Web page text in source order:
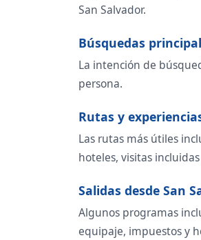
San Salvador.
Búsquedas
La intención de
persona.
Rutas y
Las rutas más útiles
hoteles, visitas
Salidas desde San
Algunos programas
equipaje, impuestos y